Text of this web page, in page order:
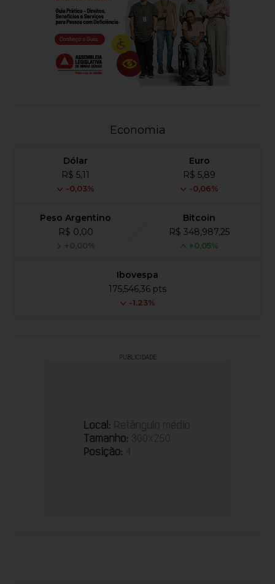
Economia
Dólar
R$ 5,11
-0,03%
Euro
R$ 5,89
-0,06%
Peso Argentino
R$ 0,00
+0,00%
Bitcoin
R$ 348,987,25
+0,05%
Ibovespa
175,546,36 pts
-1.23%
PUBLICIDADE